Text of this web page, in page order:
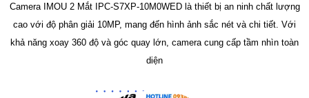
Camera IMOU 2 Mắt IPC-S7XP-10M0WED là thiết bị an ninh chất lượng
cao với độ phân giải 10MP, mang đến hình ảnh sắc nét và chi tiết. Với
khả năng xoay 360 độ và góc quay lớn, camera cung cấp tầm nhìn toàn
diện